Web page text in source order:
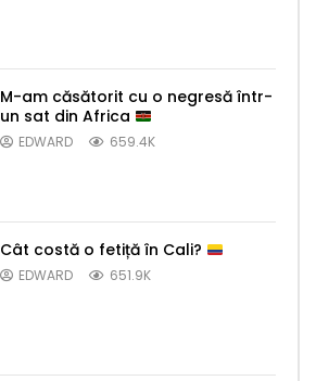
M-am căsătorit cu o negresă într-
un sat din Africa
EDWARD 659.4K
Cât costă o fetiță în Cali?
EDWARD 651.9K